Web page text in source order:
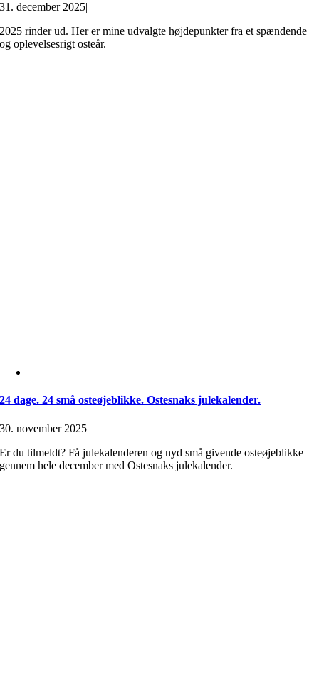
31. december 2025|
2025 rinder ud. Her er mine udvalgte højdepunkter fra et spændende
og oplevelsesrigt osteår.
24 dage. 24 små osteøjeblikke. Ostesnaks julekalender.
30. november 2025|
Er du tilmeldt? Få julekalenderen og nyd små givende osteøjeblikke
gennem hele december med Ostesnaks julekalender.